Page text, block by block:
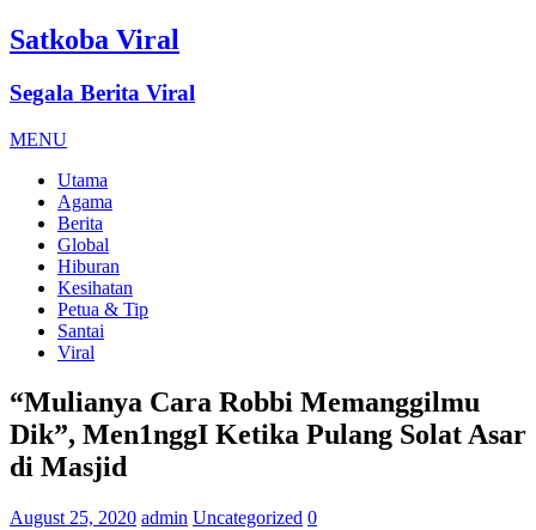
Satkoba Viral
Segala Berita Viral
MENU
Utama
Agama
Berita
Global
Hiburan
Kesihatan
Petua & Tip
Santai
Viral
“Mulianya Cara Robbi Memanggilmu
Dik”, Men1nggI Ketika Pulang Solat Asar
di Masjid
August 25, 2020 admin Uncategorized 0